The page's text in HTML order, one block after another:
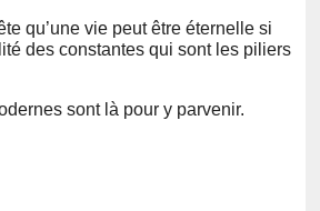
qu’une vie peut être éternelle si
des constantes qui sont les piliers
sont là pour y parvenir.